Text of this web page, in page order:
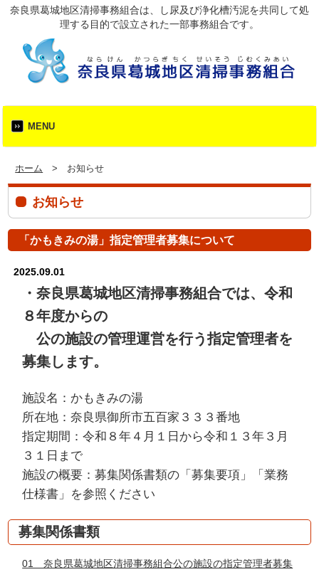
奈良県葛城地区清掃事務組合は、し尿及び浄化槽汚泥を共同して処
理する目的で設立された一部事務組合です。
MENU
ホーム > お知らせ
お知らせ
「かもきみの湯」指定管理者募集について
2025.09.01
・奈良県葛城地区清掃事務組合では、令和
８年度からの
公の施設の管理運営を行う指定管理者を
募集します。
施設名：かもきみの湯
所在地：奈良県御所市五百家３３３番地
指定期間：令和８年４月１日から令和１３年３月
３１日まで
施設の概要：募集関係書類の「募集要項」「業務
仕様書」を参照ください
募集関係書類
01 奈良県葛城地区清掃事務組合公の施設の指定管理者募集